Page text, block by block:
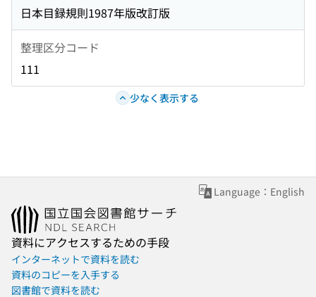
日本目録規則1987年版改訂版
整理区分コード
111
少なく表示する
Language：English
資料にアクセスするための手段
インターネットで資料を読む
資料のコピーを入手する
図書館で資料を読む